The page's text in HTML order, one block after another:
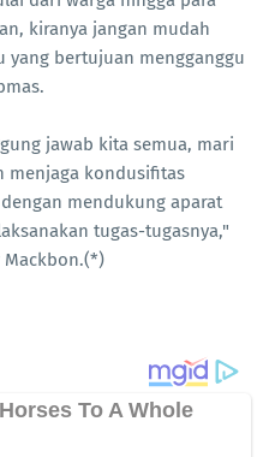
kiranya jangan mudah
bertujuan mengganggu
jawab kita semua, mari
menjaga kondusifitas
mendukung aparat
tugas-tugasnya,"
Mackbon.(*)